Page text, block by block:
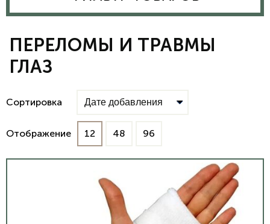
ПЕРЕЛОМЫ И ТРАВМЫ
ГЛАЗ
Сортировка
Отображение 12 48 96